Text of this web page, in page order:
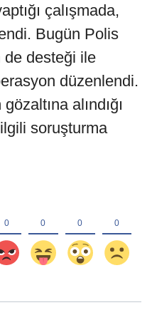
çalışmada,
Bugün Polis
de desteği ile
düzenlendi.
alındığı
soruşturma